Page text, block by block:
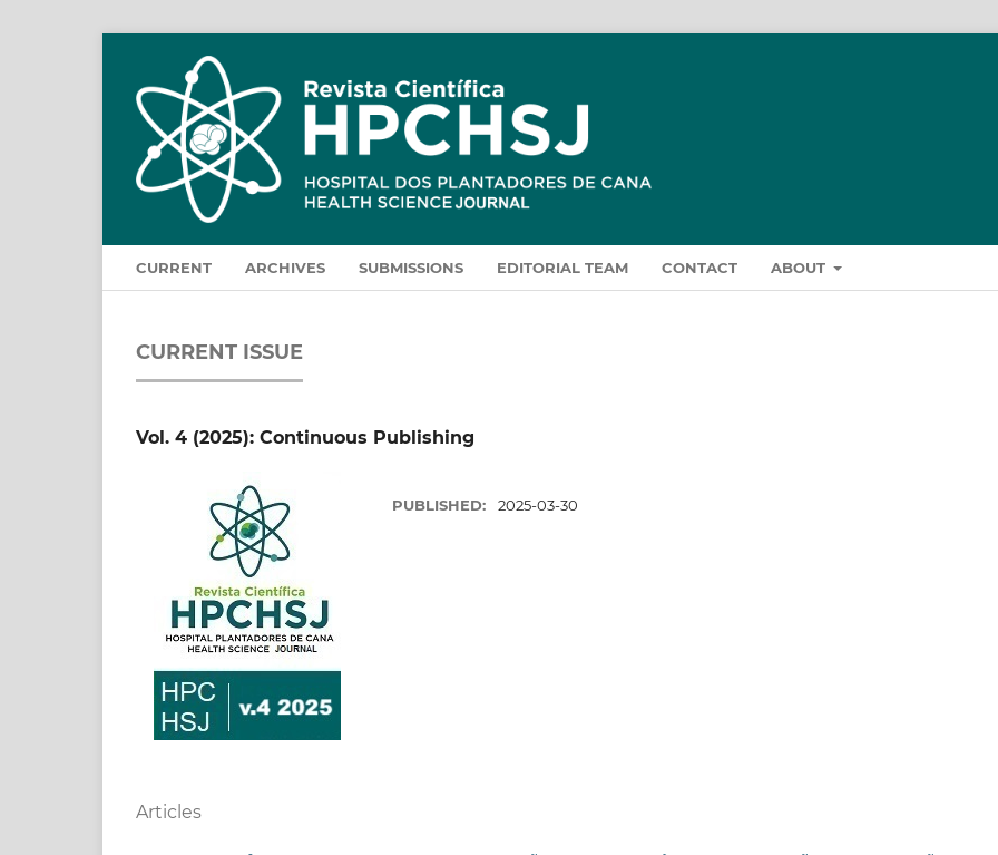
CURRENT ARCHIVES SUBMISSIONS EDITORIAL TEAM CONTACT ABOUT
CURRENT ISSUE
Vol. 4 (2025): Continuous Publishing
PUBLISHED: 2025-03-30
Articles